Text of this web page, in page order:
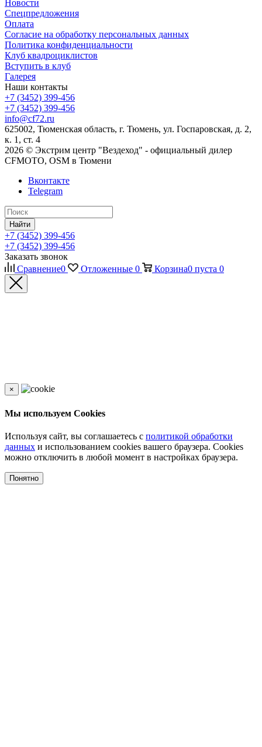
Новости
Спецпредложения
Оплата
Согласие на обработку персональных данных
Политика конфиденциальности
Клуб квадроциклистов
Вступить в клуб
Галерея
Наши контакты
+7 (3452) 399-456
+7 (3452) 399-456
info@cf72.ru
625002, Тюменская область, г. Тюмень, ул. Госпаровская, д. 2,
к. 1, ст. 4
2026 © Экстрим центр "Вездеход" - официальный дилер
CFMOTO, OSM в Тюмени
Вконтакте
Telegram
Найти
+7 (3452) 399-456
+7 (3452) 399-456
Заказать звонок
Сравнение0 Отложенные 0 Корзина0 пуста 0
×
Мы используем Cookies
Используя сайт, вы соглашаетесь с политикой обработки
данных и использованием cookies вашего браузера. Cookies
можно отключить в любой момент в настройках браузера.
Понятно